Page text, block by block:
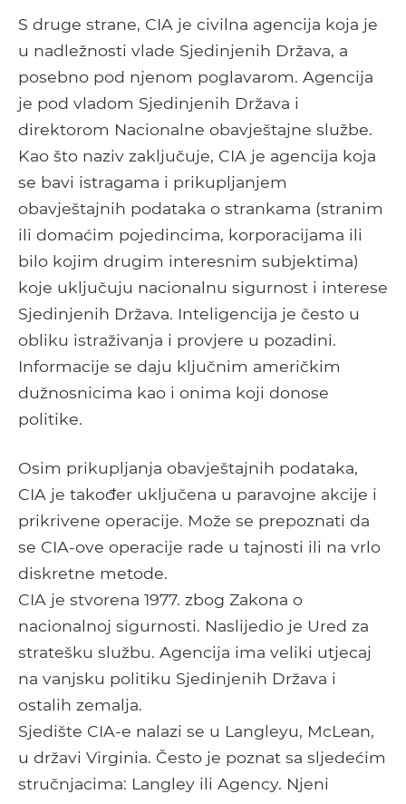
S druge strane, CIA je civilna agencija koja je
u nadležnosti vlade Sjedinjenih Država, a
posebno pod njenom poglavarom. Agencija
je pod vladom Sjedinjenih Država i
direktorom Nacionalne obavještajne službe.
Kao što naziv zaključuje, CIA je agencija koja
se bavi istragama i prikupljanjem
obavještajnih podataka o strankama (stranim
ili domaćim pojedincima, korporacijama ili
bilo kojim drugim interesnim subjektima)
koje uključuju nacionalnu sigurnost i interese
Sjedinjenih Država. Inteligencija je često u
obliku istraživanja i provjere u pozadini.
Informacije se daju ključnim američkim
dužnosnicima kao i onima koji donose
politike.
Osim prikupljanja obavještajnih podataka,
CIA je također uključena u paravojne akcije i
prikrivene operacije. Može se prepoznati da
se CIA-ove operacije rade u tajnosti ili na vrlo
diskretne metode.
CIA je stvorena 1977. zbog Zakona o
nacionalnoj sigurnosti. Naslijedio je Ured za
stratešku službu. Agencija ima veliki utjecaj
na vanjsku politiku Sjedinjenih Država i
ostalih zemalja.
Sjedište CIA-e nalazi se u Langleyu, McLean,
u državi Virginia. Često je poznat sa sljedećim
stručnjacima: Langley ili Agency. Njeni